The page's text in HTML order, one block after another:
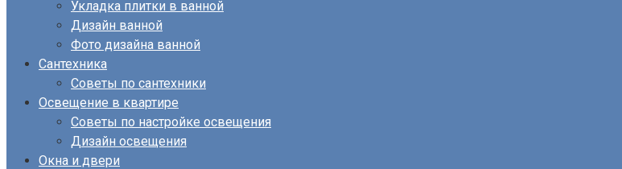
Укладка плитки в ванной
Дизайн ванной
Фото дизайна ванной
Сантехника
Советы по сантехники
Освещение в квартире
Советы по настройке освещения
Дизайн освещения
Окна и двери